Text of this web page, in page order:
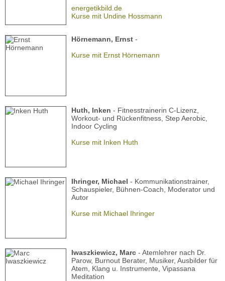
energetikbild.de
Kurse mit Undine Hossmann
Hörnemann, Ernst -
Kurse mit Ernst Hörnemann
Huth, Inken - Fitnesstrainerin C-Lizenz,
Workout- und Rückenfitness, Step Aerobic,
Indoor Cycling
Kurse mit Inken Huth
Ihringer, Michael - Kommunikationstrainer,
Schauspieler, Bühnen-Coach, Moderator und
Autor
Kurse mit Michael Ihringer
Iwaszkiewicz, Marc - Atemlehrer nach Dr.
Parow, Burnout Berater, Musiker, Ausbilder für
Atem, Klang u. Instrumente, Vipassana
Meditation